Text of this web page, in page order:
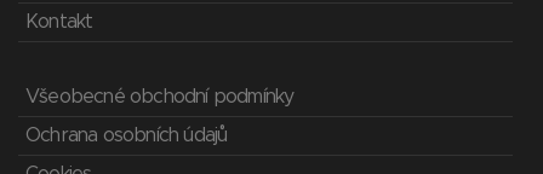
Kontakt
Všeobecné obchodní podmínky
Ochrana osobních údajů